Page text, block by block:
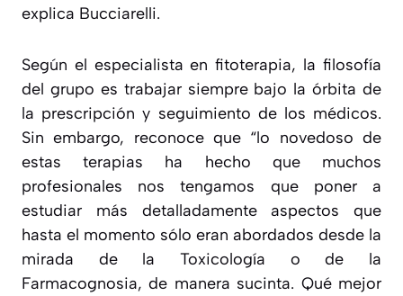
explica Bucciarelli.
Según el especialista en fitoterapia, la filosofía
del grupo es trabajar siempre bajo la órbita de
la prescripción y seguimiento de los médicos.
Sin embargo, reconoce que “lo novedoso de
estas terapias ha hecho que muchos
profesionales nos tengamos que poner a
estudiar más detalladamente aspectos que
hasta el momento sólo eran abordados desde la
mirada de la Toxicología o de la
Farmacognosia, de manera sucinta. Qué mejor